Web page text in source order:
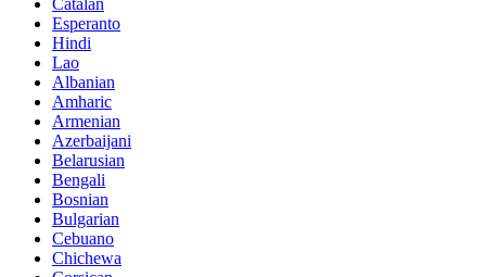
Catalan
Esperanto
Hindi
Lao
Albanian
Amharic
Armenian
Azerbaijani
Belarusian
Bengali
Bosnian
Bulgarian
Cebuano
Chichewa